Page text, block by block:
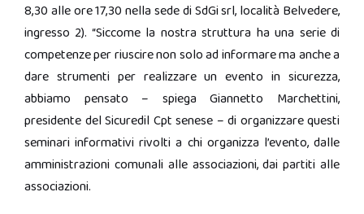
8,30 alle ore 17,30 nella sede di SdGi srl, località Belvedere,
ingresso 2). “Siccome la nostra struttura ha una serie di
competenze per riuscire non solo ad informare ma anche a
dare strumenti per realizzare un evento in sicurezza,
abbiamo pensato – spiega Giannetto Marchettini,
presidente del Sicuredil Cpt senese – di organizzare questi
seminari informativi rivolti a chi organizza l’evento, dalle
amministrazioni comunali alle associazioni, dai partiti alle
associazioni.